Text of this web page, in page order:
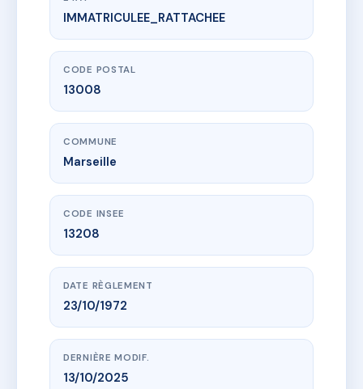
www.vme.plus/AC6719256
5 RUE PIERRE DUPRE
5 Rue pierre dupre
IMMATRICULEE_RATTACHEE
CODE POSTAL
13008
COMMUNE
Marseille
CODE INSEE
13208
DATE RÈGLEMENT
23/10/1972
DERNIÈRE MODIF.
13/10/2025